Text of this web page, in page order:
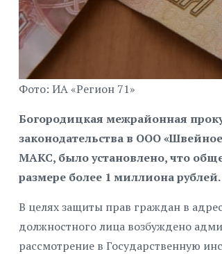
Фото: ИА «Регион 71»
Богородицкая межрайонная
законодательства в ООО
МАКС, было установлено, что
размере более 1 миллиона рублей.
В целях защиты прав граждан в
должностного лица возбуждено
рассмотрение в Государственную